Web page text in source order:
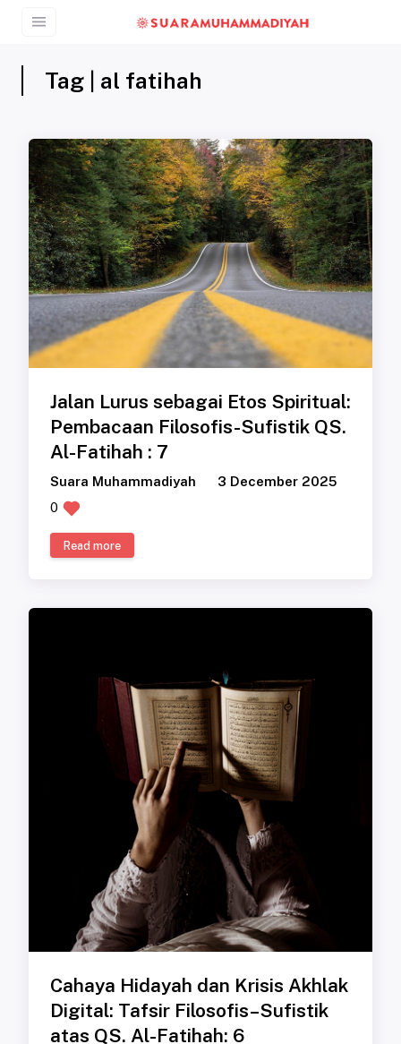
Tag | al fatihah
Jalan Lurus sebagai Etos Spiritual:
Pembacaan Filosofis-Sufistik QS.
Al-Fatihah : 7
Suara Muhammadiyah
3 December 2025
0
Read more
Cahaya Hidayah dan Krisis Akhlak
Digital: Tafsir Filosofis–Sufistik
atas QS. Al-Fatihah: 6